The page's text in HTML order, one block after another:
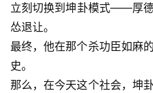
立刻切换到坤卦模式——厚
怂退让。
最终，他在那个杀功臣如麻
史。
那么，在今天这个社会，坤